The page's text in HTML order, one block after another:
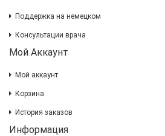
Поддержка на немецком
Консультации врача
Мой Аккаунт
Мой аккаунт
Корзина
История заказов
Информация